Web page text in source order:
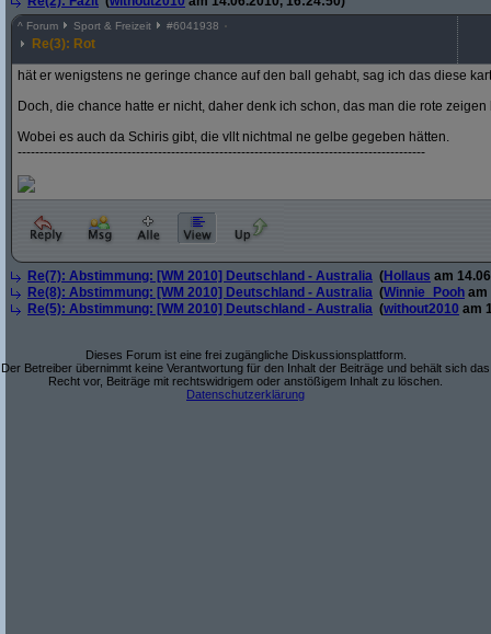
^ Forum Sport & Freizeit #6041938
Re(3): Rot
hät er wenigstens ne geringe chance auf den ball gehabt, sag ich das diese
Doch, die chance hatte er nicht, daher denk ich schon, das man die rote
Wobei es auch da Schiris gibt, die vllt nichtmal ne gelbe gegeben hätten.
---------------------------------------------------------------------------------------------
Re(7): Abstimmung: [WM 2010] Deutschland - Australia (Hollaus am
Re(8): Abstimmung: [WM 2010] Deutschland - Australia (Winnie_Pooh am
Re(5): Abstimmung: [WM 2010] Deutschland - Australia (without2010 am
Dieses Forum ist eine frei zugängliche Diskussionsplattform.
Der Betreiber übernimmt keine Verantwortung für den Inhalt der Beiträge und behält sich das
Recht vor, Beiträge mit rechtswidrigem oder anstößigem Inhalt zu löschen.
Datenschutzerklärung